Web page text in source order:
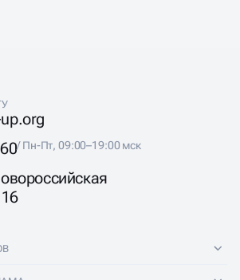
/ Пн-Пт, 09:00–19:00 мск